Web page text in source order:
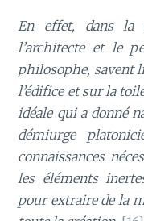
En effet, dans la
l’architecte et le
philosophe, savent
l’édifice et sur la
idéale qui a donné
démiurge
connaissances
les éléments
pour extraire de la